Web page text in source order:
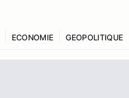
ECONOMIE GEOPOLITIQUE